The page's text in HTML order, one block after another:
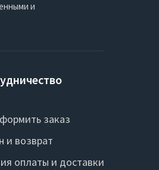
и
заказ
и возврат
оплаты и доставки